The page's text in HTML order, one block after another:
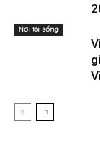
Nơi tôi sống